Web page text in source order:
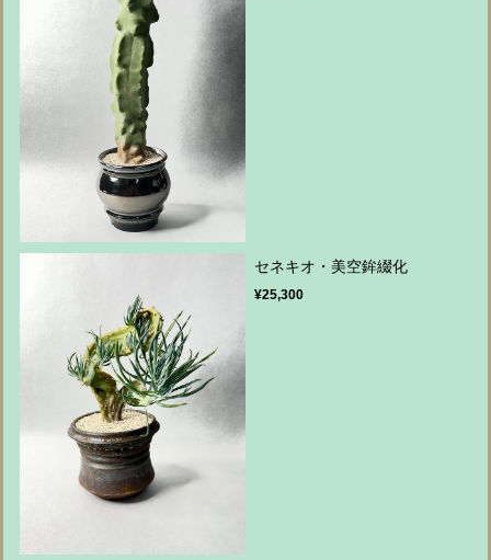
セネキオ・美空鉾綴化
¥25,300